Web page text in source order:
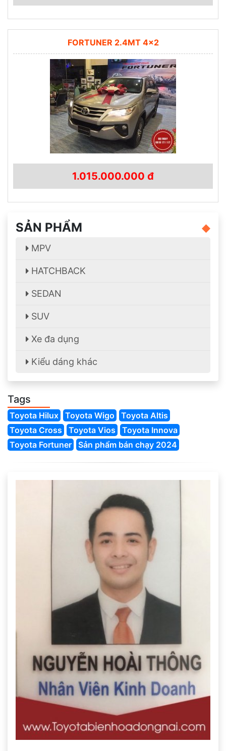
FORTUNER 2.4MT 4×2
1.015.000.000 đ
SẢN PHẨM
MPV
HATCHBACK
SEDAN
SUV
Xe đa dụng
Kiểu dáng khác
Tags
Toyota Hilux Toyota Wigo
Toyota Altis
Toyota Cross
Toyota Vios
Toyota Innova
Toyota Fortuner
Sản phẩm bán chạy 2024